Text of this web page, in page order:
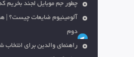
چطور جم موبایل لجند بخریم
آلومینیوم ضایعات چیست؟ |
دوم
راهنمای والدین برای